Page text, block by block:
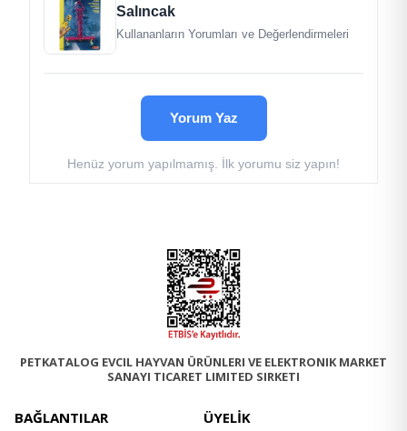
Salıncak
Kullananların Yorumları ve Değerlendirmeleri
Yorum Yaz
Henüz yorum yapılmamış. İlk yorumu siz yapın!
PETKATALOG EVCIL HAYVAN ÜRÜNLERI VE ELEKTRONIK MARKET
SANAYI TICARET LIMITED SIRKETI
BAĞLANTILAR ÜYELİK